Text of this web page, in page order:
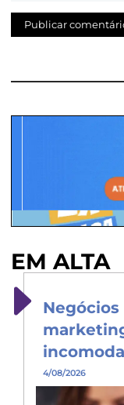
EM ALTA
4/08/2026